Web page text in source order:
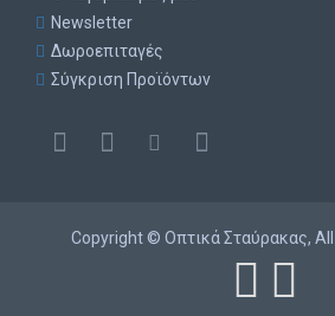
Newsletter
Δωροεπιταγές
Σύγκριση Προϊόντων
Copyright © Οπτικά Σταύρακας,